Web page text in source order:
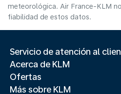
meteorológica. Air France-KLM
fiabilidad de estos datos.
Servicio de atención al
Acerca de KLM
Ofertas
Más sobre KLM